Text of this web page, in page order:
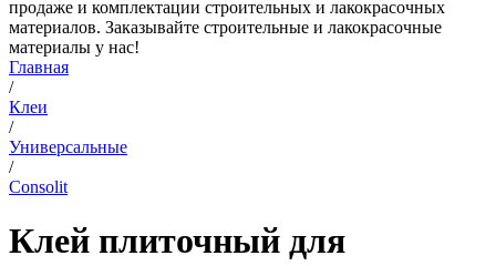
продаже и комплектации строительных и лакокрасочных
материалов. Заказывайте строительные и лакокрасочные
материалы у нас!
Главная
/
Клеи
/
Универсальные
/
Consolit
Клей плиточный для